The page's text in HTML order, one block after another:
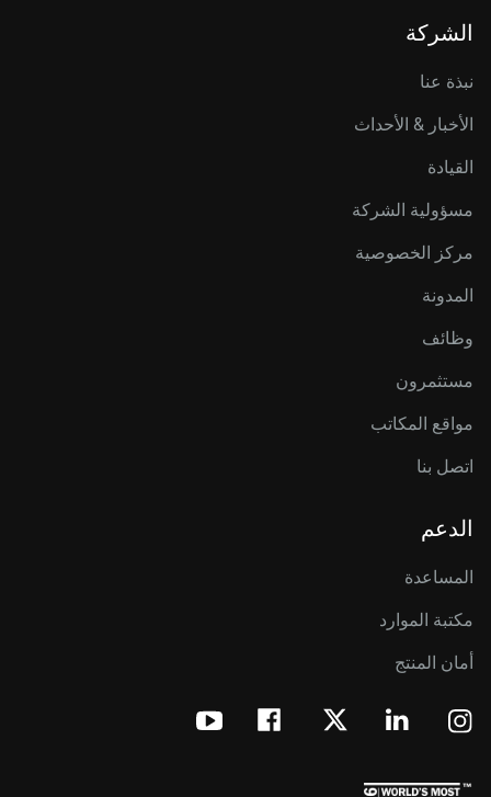
الشركة
نبذة عنا
الأخبار & الأحداث
القيادة
مسؤولية الشركة
مركز الخصوصية
المدونة
وظائف
مستثمرون
مواقع المكاتب
اتصل بنا
الدعم
المساعدة
مكتبة الموارد
أمان المنتج